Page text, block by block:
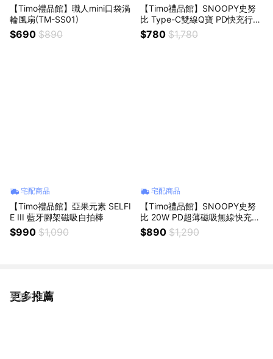
【Timo禮品館】職人mini口袋渦
輪風扇(TM-SS01)
$690 $890
【Timo禮品館】SNOOPY史努
比 Type-C雙線Q寶 PD快充行動
電源10000mAh
$780 $1,780
宅配商品
【Timo禮品館】亞果元素 SELFI
E III 藍牙腳架磁吸自拍棒
$990 $1,090
宅配商品
【Timo禮品館】SNOOPY史努
比 20W PD超薄磁吸無線快充行
動電源5000mAh
$890 $1,290
更多推薦
看更多